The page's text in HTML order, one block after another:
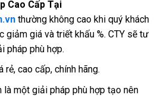
Cao Cấp Tại
thường không cao khi quý khách
giảm giá và triết khấu %. CTY sẽ tư
pháp phù hợp.
rẻ, cao cấp, chính hãng.
là một giải pháp phù hợp tạo nên